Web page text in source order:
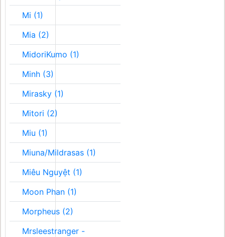
Mi (1)
Mia (2)
MidoriKumo (1)
Minh (3)
Mirasky (1)
Mitori (2)
Miu (1)
Miuna/Mildrasas (1)
Miêu Nguyệt (1)
Moon Phan (1)
Morpheus (2)
Mrsleestranger -